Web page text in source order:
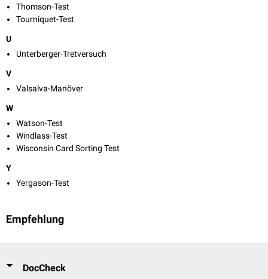
Thomson-Test
Tourniquet-Test
U
Unterberger-Tretversuch
V
Valsalva-Manöver
W
Watson-Test
Windlass-Test
Wisconsin Card Sorting Test
Y
Yergason-Test
Empfehlung
DocCheck